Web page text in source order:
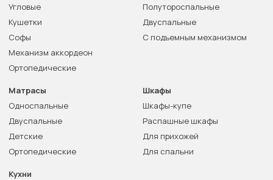
Угловые
Кушетки
Софы
Механизм аккордеон
Ортопедические
Полутороспальные
Двуспальные
С подъемным механизмом
Матрасы
Односпальные
Двуспальные
Детские
Ортопедические
Шкафы
Шкафы-купе
Распашные шкафы
Для прихожей
Для спальни
Кухни